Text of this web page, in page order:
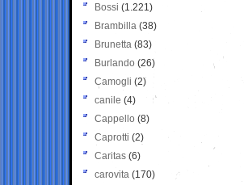
Bossi (1.221)
Brambilla (38)
Brunetta (83)
Burlando (26)
Camogli (2)
canile (4)
Cappello (8)
Caprotti (2)
Caritas (6)
carovita (170)